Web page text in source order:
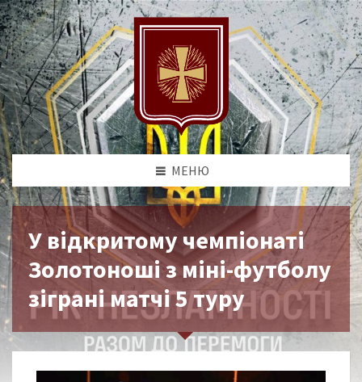
МЕНЮ
У відкритому чемпіонаті
Золотоноші з міні-футболу
зіграні матчі 5 туру